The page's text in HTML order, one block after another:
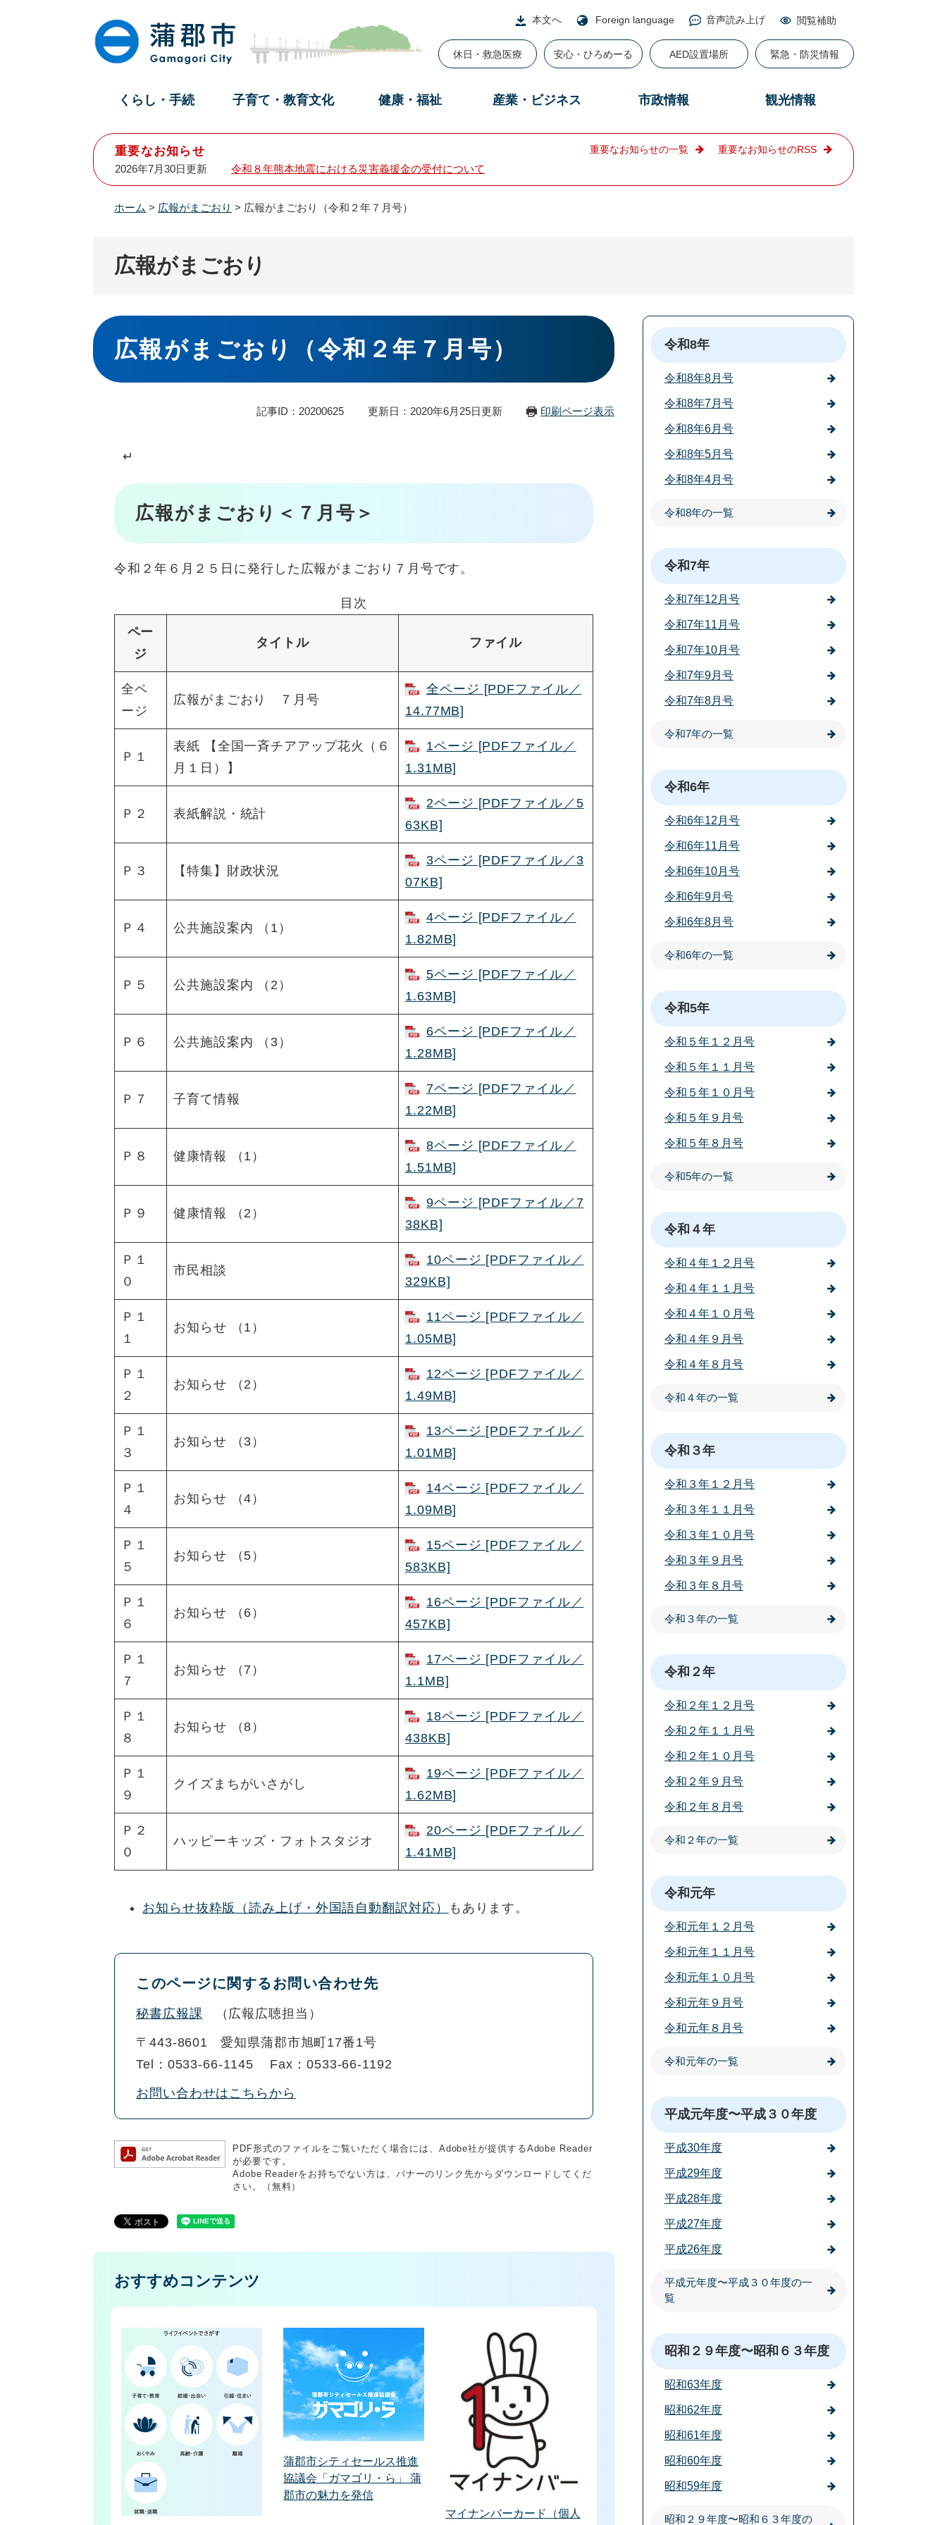
本文へ Foreign language 音声読み上げ 閲覧補助
休日・救急医療 安心・ひろめーる AED設置場所 緊急・防災情報
くらし・手続 子育て・教育文化 健康・福祉 産業・ビジネス 市政情報 観光情報
重要なお知らせ
2026年7月30日更新 令和８年熊本地震における災害義援金の受付について
重要なお知らせの一覧 重要なお知らせのRSS
ホーム > 広報がまごおり > 広報がまごおり（令和２年７月号）
広報がまごおり
本
文
広報がまごおり（令和２年７月号）
記事ID：20200625 更新日：2020年6月25日更新 印刷ページ表示
↵
広報がまごおり＜７月号＞
令和２年６月２５日に発行した広報がまごおり７月号です。
目次
ペー
ジ
タイトル ファイル
全ペ
ージ
広報がまごおり ７月号
全ページ [PDFファイル／
14.77MB]
Ｐ１
表紙 【全国一斉チアアップ花火（６
月１日）】
1ページ [PDFファイル／
1.31MB]
Ｐ２ 表紙解説・統計
2ページ [PDFファイル／5
63KB]
Ｐ３ 【特集】財政状況
3ページ [PDFファイル／3
07KB]
Ｐ４ 公共施設案内 （1）
4ページ [PDFファイル／
1.82MB]
Ｐ５ 公共施設案内 （2）
5ページ [PDFファイル／
1.63MB]
Ｐ６ 公共施設案内 （3）
6ページ [PDFファイル／
1.28MB]
Ｐ７ 子育て情報
7ページ [PDFファイル／
1.22MB]
Ｐ８ 健康情報 （1）
8ページ [PDFファイル／
1.51MB]
Ｐ９ 健康情報 （2）
9ページ [PDFファイル／7
38KB]
Ｐ１
０
市民相談
10ページ [PDFファイル／
329KB]
Ｐ１
１
お知らせ （1）
11ページ [PDFファイル／
1.05MB]
Ｐ１
２
お知らせ （2）
12ページ [PDFファイル／
1.49MB]
Ｐ１
３
お知らせ （3）
13ページ [PDFファイル／
1.01MB]
Ｐ１
４
お知らせ （4）
14ページ [PDFファイル／
1.09MB]
Ｐ１
５
お知らせ （5）
15ページ [PDFファイル／
583KB]
Ｐ１
６
お知らせ （6）
16ページ [PDFファイル／
457KB]
Ｐ１
７
お知らせ （7）
17ページ [PDFファイル／
1.1MB]
Ｐ１
８
お知らせ （8）
18ページ [PDFファイル／
438KB]
Ｐ１
９
クイズまちがいさがし
19ページ [PDFファイル／
1.62MB]
Ｐ２
０
ハッピーキッズ・フォトスタジオ
20ページ [PDFファイル／
1.41MB]
お知らせ抜粋版（読み上げ・外国語自動翻訳対応） もあります。
このページに関するお問い合わせ先
秘書広報課 広報広聴担当
〒443-8601
愛知県蒲郡市旭町17番1号
Tel：0533-66-1145
Fax：0533-66-1192
お問い合わせはこちらから
PDF形式のファイルをご覧いただく場合には、Adobe社が提供するAdobe Reader
が必要です。
Adobe Readerをお持ちでない方は、バナーのリンク先からダウンロードしてくだ
さい。（無料）
おすすめコンテンツ
蒲郡市シティセールス推進
協議会「ガマゴリ・ら」 蒲
郡市の魅力を発信
マイナンバーカード（個人
令和8年
令和8年8月号
令和8年7月号
令和8年6月号
令和8年5月号
令和8年4月号
令和8年の一覧
令和7年
令和7年12月号
令和7年11月号
令和7年10月号
令和7年9月号
令和7年8月号
令和7年の一覧
令和6年
令和6年12月号
令和6年11月号
令和6年10月号
令和6年9月号
令和6年8月号
令和6年の一覧
令和5年
令和５年１２月号
令和５年１１月号
令和５年１０月号
令和５年９月号
令和５年８月号
令和5年の一覧
令和４年
令和４年１２月号
令和４年１１月号
令和４年１０月号
令和４年９月号
令和４年８月号
令和４年の一覧
令和３年
令和３年１２月号
令和３年１１月号
令和３年１０月号
令和３年９月号
令和３年８月号
令和３年の一覧
令和２年
令和２年１２月号
令和２年１１月号
令和２年１０月号
令和２年９月号
令和２年８月号
令和２年の一覧
令和元年
令和元年１２月号
令和元年１１月号
令和元年１０月号
令和元年９月号
令和元年８月号
令和元年の一覧
平成元年度〜平成３０年度
平成30年度
平成29年度
平成28年度
平成27年度
平成26年度
平成元年度〜平成３０年度の一
覧
昭和２９年度〜昭和６３年度
昭和63年度
昭和62年度
昭和61年度
昭和60年度
昭和59年度
昭和２９年度〜昭和６３年度の